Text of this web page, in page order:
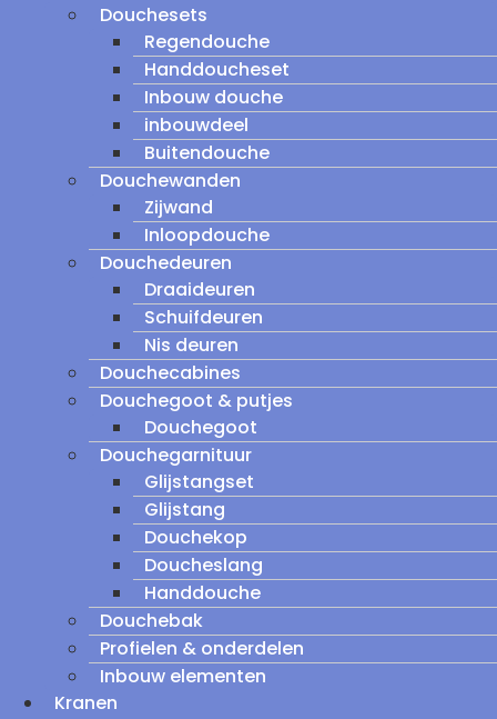
Douchesets
Regendouche
Handdoucheset
Inbouw douche
inbouwdeel
Buitendouche
Douchewanden
Zijwand
Inloopdouche
Douchedeuren
Draaideuren
Schuifdeuren
Nis deuren
Douchecabines
Douchegoot & putjes
Douchegoot
Douchegarnituur
Glijstangset
Glijstang
Douchekop
Doucheslang
Handdouche
Douchebak
Profielen & onderdelen
Inbouw elementen
Kranen